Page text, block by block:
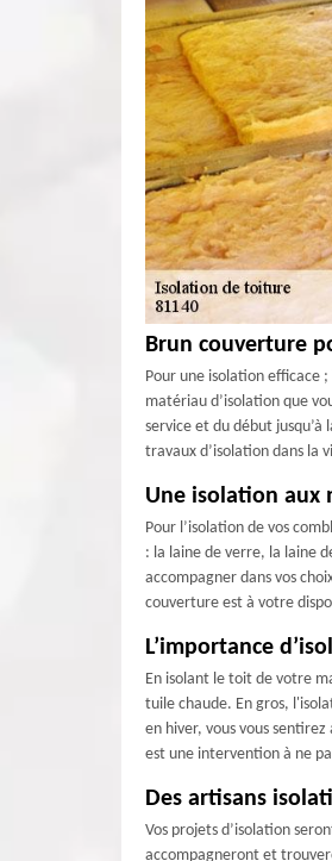
Brun couverture
Pour une isolation efficace
matériau d’isolation que
service et du début
travaux d’isolation dans la
Une isolation aux
Pour l’isolation de vos
: la laine de verre, la laine
accompagner dans vos
couverture est à votre
L’importance
En isolant le toit de votre
tuile chaude. En gros,
en hiver, vous vous
est une intervention à ne
Des artisans
Vos projets d’isolation
accompagneront et